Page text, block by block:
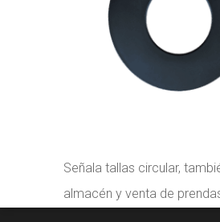
Señala tallas circular,
almacén y venta de